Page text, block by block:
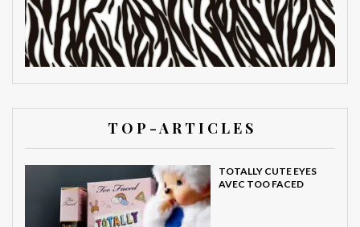
T O P - A R T I C L E S
TOTALLY CUTE EYES
AVEC TOO FACED